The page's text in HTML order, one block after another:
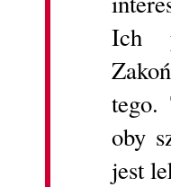
Ich
tego.
oby
jest